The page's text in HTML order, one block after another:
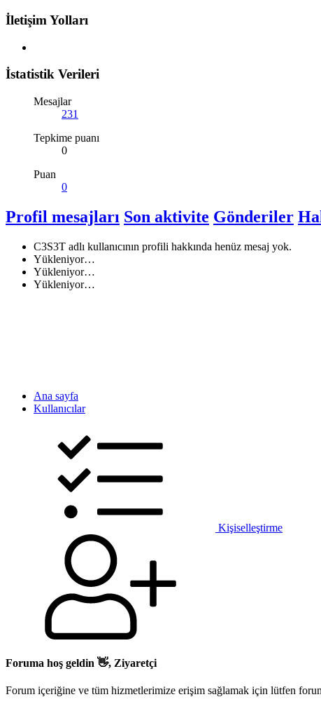
İletişim Yolları
İstatistik Verileri
Mesajlar
231
Tepkime puanı
0
Puan
0
Profil mesajları Son aktivite Gönderiler
C3S3T adlı kullanıcının profili hakkında henüz mesaj yok.
Yükleniyor…
Yükleniyor…
Yükleniyor…
Ana sayfa
Kullanıcılar
Kişiselleştirme
Foruma hoş geldin 👋, Ziyaretçi
Forum içeriğine ve tüm hizmetlerimize erişim sağlamak için lütfen